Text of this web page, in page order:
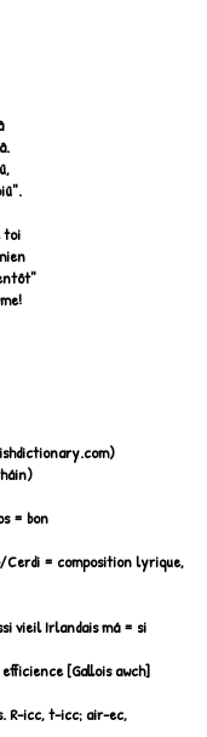
toi
= bon
Cerdi = composition lyrique,
vieil Irlandais má = si
[Gallois awch]
R-icc, t-icc; air-ec,